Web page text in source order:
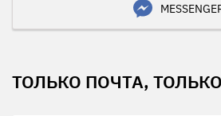
ТОЛЬКО ПОЧТА,